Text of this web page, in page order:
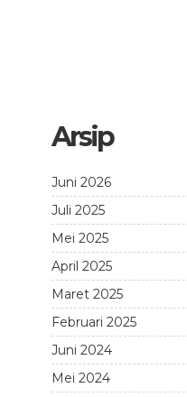
Arsip
Juni 2026
Juli 2025
Mei 2025
April 2025
Maret 2025
Februari 2025
Juni 2024
Mei 2024